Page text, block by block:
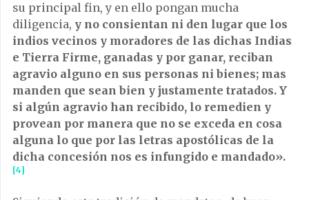
su principal fin, y en ello pongan mucha
diligencia, y no consientan ni den lugar que los
indios vecinos y moradores de las dichas Indias
e Tierra Firme, ganadas y por ganar, reciban
agravio alguno en sus personas ni bienes; mas
manden que sean bien y justamente tratados. Y
si algún agravio han recibido, lo remedien y
provean por manera que no se exceda en cosa
alguna lo que por las letras apostólicas de la
dicha concesión nos es infungido e mandado».
[4]